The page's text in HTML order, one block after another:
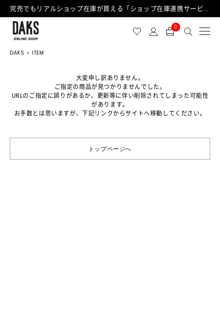
完売でもリアルショップ在庫が買える「ショップ在庫連携サービス」が日中もご利用可能になりました！
0
DAKS ITEM
大変申し訳ありません。
ご指定の商品が見つかりませんでした。
URLのご指定に誤りがあるか、更新等に伴い削除されてしまった可能性
があります。
お手数とは思いますが、下記リンクからサイトへ移動してください。
トップページへ